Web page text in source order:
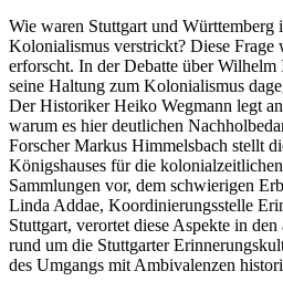
Wie waren Stuttgart und Württemberg
Kolonialismus verstrickt? Diese Frage
erforscht. In der Debatte über
seine Haltung zum Kolonialismus
Der Historiker Heiko Wegmann legt
warum es hier deutlichen
Forscher Markus Himmelsbach stellt
Königshauses für die
Sammlungen vor, dem schwierigen
Linda Addae, Koordinierungsstelle
Stuttgart, verortet diese Aspekte in
rund um die Stuttgarter
des Umgangs mit Ambivalenzen